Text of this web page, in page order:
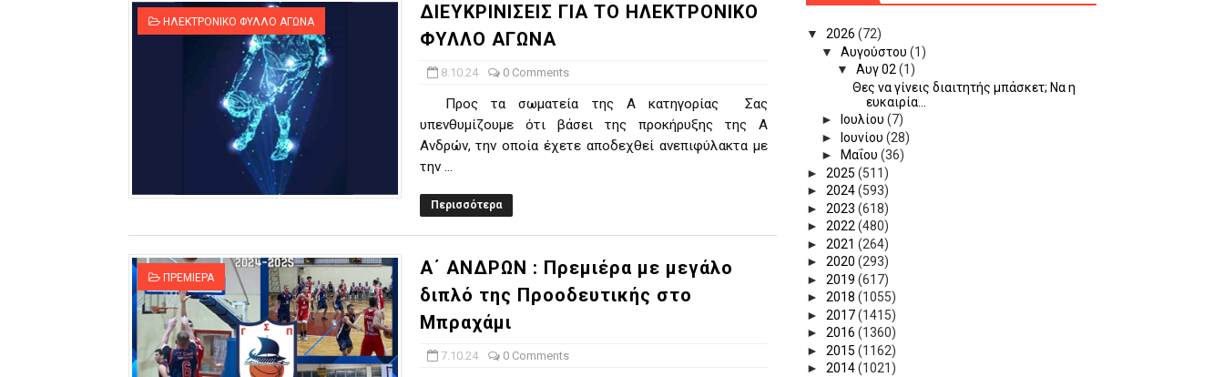
ΗΛΕΚΤΡΟΝΙΚΟ ΦΥΛΛΟ ΑΓΩΝΑ
ΔΙΕYΚΡΙΝIΣΕΙΣ ΓΙΑ ΤΟ ΗΛΕΚΤΡΟΝΙΚΟ
ΦΥΛΛΟ ΑΓΩΝΑ
8.10.24 0 Comments
Προς τα σωματεία της Α κατηγορίας Σας
υπενθυμίζουμε ότι βάσει της προκήρυξης της Α
Ανδρών, την οποία έχετε αποδεχθεί ανεπιφύλακτα με
την ...
Περισσότερα
ΠΡΕΜΙΕΡΑ
Α΄ ΑΝΔΡΩΝ : Πρεμιέρα με μεγάλο
διπλό της Προοδευτικής στο
Μπραχάμι
7.10.24 0 Comments
▼ 2026 (72)
▼Αυγούστου(1)
▼Αυγ 02(1)
Θες να γίνεις διαιτητής μπάσκετ; Να η
ευκαιρία...
►
Ιουλίου(7)
►
Ιουνίου(28)
► Μαΐου(36)
► 2025 (511)
► 2024(593)
► 2023 (618)
► 2022(480)
► 2021 (264)
► 2020 (293)
► 2019 (617)
► 2018 (1055)
► 2017(1415)
► 2016 (1360)
► 2015 (1162)
► 2014(1021)